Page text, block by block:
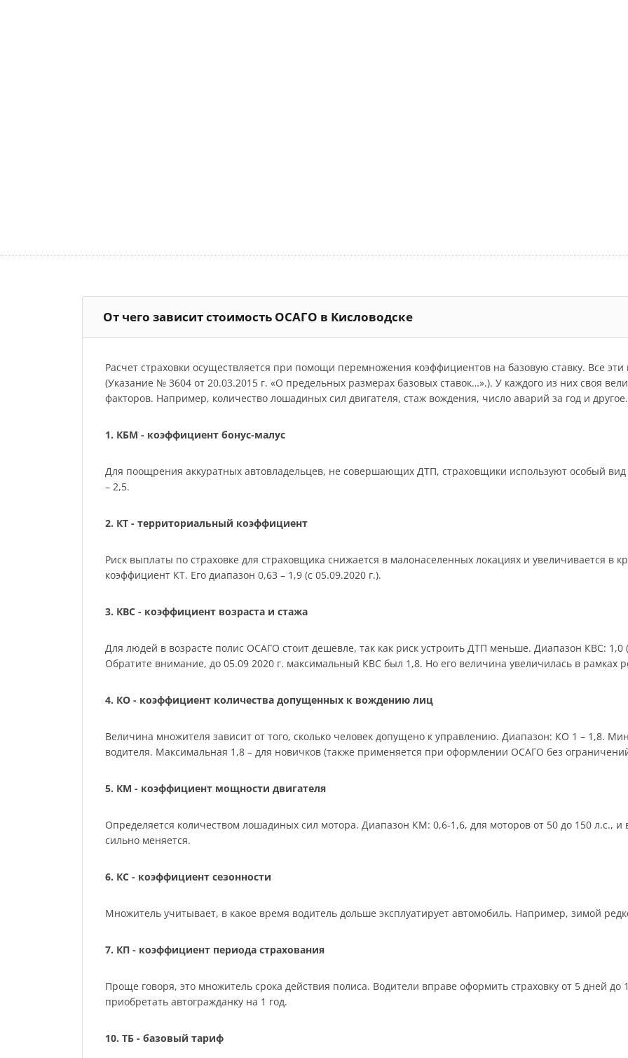
От чего зависит стоимость ОСАГО в Кисловодске
Расчет страховки осуществляется при помощи перемножения коэффициентов на базовую ставку. Все
(Указание № 3604 от 20.03.2015 г. «О предельных размерах базовых ставок…».). У каждого из них своя
факторов. Например, количество лошадиных сил двигателя, стаж вождения, число аварий за год и другое.
1. КБМ - коэффициент бонус-малус
Для поощрения аккуратных автовладельцев, не совершающих ДТП, страховщики используют особый
– 2,5.
2. КТ - территориальный коэффициент
Риск выплаты по страховке для страховщика снижается в малонаселенных локациях и увеличивается в
коэффициент КТ. Его диапазон 0,63 – 1,9 (с 05.09.2020 г.).
3. КВС - коэффициент возраста и стажа
Для людей в возрасте полис ОСАГО стоит дешевле, так как риск устроить ДТП меньше. Диапазон КВС: 1,0
Обратите внимание, до 05.09 2020 г. максимальный КВС был 1,8. Но его величина увеличилась в рамках
4. КО - коэффициент количества допущенных к вождению лиц
Величина множителя зависит от того, сколько человек допущено к управлению. Диапазон: КО 1 – 1,8.
водителя. Максимальная 1,8 – для новичков (также применяется при оформлении ОСАГО без
5. КМ - коэффициент мощности двигателя
Определяется количеством лошадиных сил мотора. Диапазон КМ: 0,6-1,6, для моторов от 50 до 150 л.с.,
сильно меняется.
6. КС - коэффициент сезонности
Множитель учитывает, в какое время водитель дольше эксплуатирует автомобиль. Например, зимой
7. КП - коэффициент периода страхования
Проще говоря, это множитель срока действия полиса. Водители вправе оформить страховку от 5 дней
приобретать автогражданку на 1 год.
10. ТБ - базовый тариф